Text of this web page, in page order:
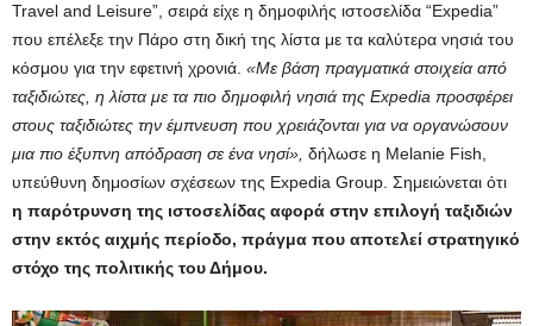
Travel and Leisure”, σειρά είχε η δημοφιλής ιστοσελίδα “Expedia”
που επέλεξε την Πάρο στη δική της λίστα με τα καλύτερα νησιά του
κόσμου για την εφετινή χρονιά. «Με βάση πραγματικά στοιχεία από
ταξιδιώτες, η λίστα με τα πιο δημοφιλή νησιά της Expedia προσφέρει
στους ταξιδιώτες την έμπνευση που χρειάζονται για να οργανώσουν
μια πιο έξυπνη απόδραση σε ένα νησί», δήλωσε η Melanie Fish,
υπεύθυνη δημοσίων σχέσεων της Expedia Group. Σημειώνεται ότι
η παρότρυνση της ιστοσελίδας αφορά στην επιλογή ταξιδιών
στην εκτός αιχμής περίοδο, πράγμα που αποτελεί στρατηγικό
στόχο της πολιτικής του Δήμου.